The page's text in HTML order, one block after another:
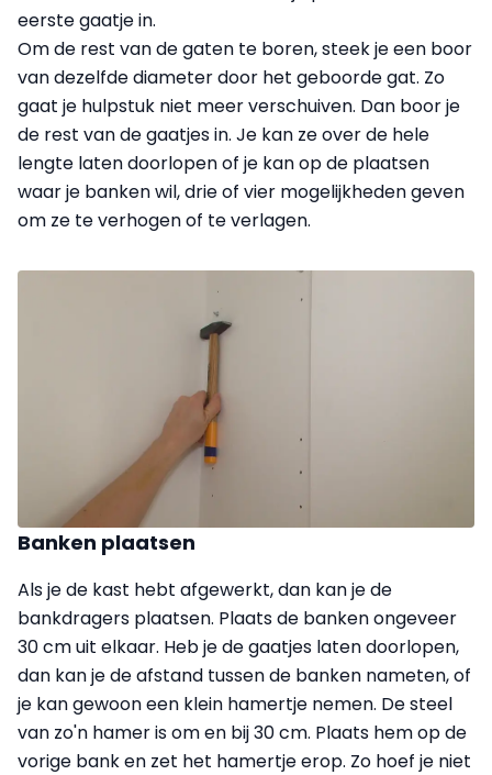
eerste gaatje in.
Om de rest van de gaten te boren, steek je een boor
van dezelfde diameter door het geboorde gat. Zo
gaat je hulpstuk niet meer verschuiven. Dan boor je
de rest van de gaatjes in. Je kan ze over de hele
lengte laten doorlopen of je kan op de plaatsen
waar je banken wil, drie of vier mogelijkheden geven
om ze te verhogen of te verlagen.
Banken plaatsen
Als je de kast hebt afgewerkt, dan kan je de
bankdragers plaatsen. Plaats de banken ongeveer
30 cm uit elkaar. Heb je de gaatjes laten doorlopen,
dan kan je de afstand tussen de banken nameten, of
je kan gewoon een klein hamertje nemen. De steel
van zo'n hamer is om en bij 30 cm. Plaats hem op de
vorige bank en zet het hamertje erop. Zo hoef je niet